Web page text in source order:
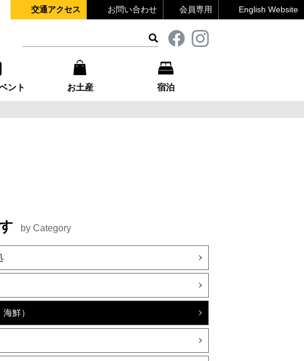
交通アクセス お問い合わせ 会員専用 English Website
ント お土産 宿泊
by Category
鮮）